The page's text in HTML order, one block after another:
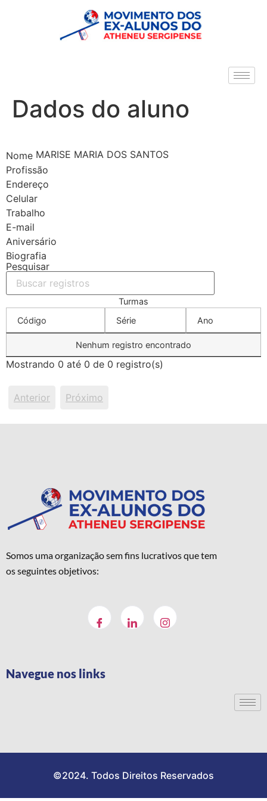
Dados do aluno
Nome MARISE MARIA DOS SANTOS
Profissão
Endereço
Celular
Trabalho
E-mail
Aniversário
Biografia
Pesquisar
Turmas
Código
Série Ano
Nenhum registro encontrado
Mostrando 0 até 0 de 0 registro(s)
Anterior Próximo
Somos uma organização sem fins lucrativos que tem
os seguintes objetivos:
Navegue nos links
©2024. Todos Direitos Reservados